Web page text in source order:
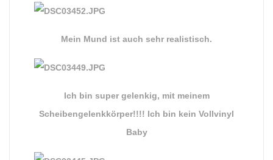
Mein Mund ist auch sehr realistisch.
Ich bin super gelenkig, mit meinem
Scheibengelenkkörper!!!! Ich bin kein Vollvinyl
Baby